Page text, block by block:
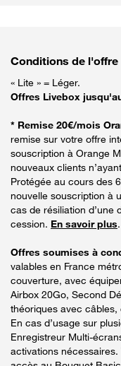
Conditions de l'offre
« Lite » = Léger.
Offres Livebox
* Remise 20€/mois
remise sur votre offre
souscription à Orange
nouveaux clients
Protégée au cours des
nouvelle souscription à
cas de résiliation d’une
cession. En savoir plus.
Offres soumises à
valables en France
couverture, avec
Airbox 20Go, Second
théoriques avec
En cas d’usage sur
Enregistreur Multi-
activations nécessaires.